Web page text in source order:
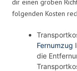
dir einen groben
folgenden Kosten
Fernumzug
die